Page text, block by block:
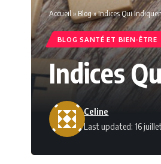
Accueil » Blog»Indices Qui
BLOG SANTÉ ET BIEN-ÊTRE
Indices
Last updated: 16
Celine